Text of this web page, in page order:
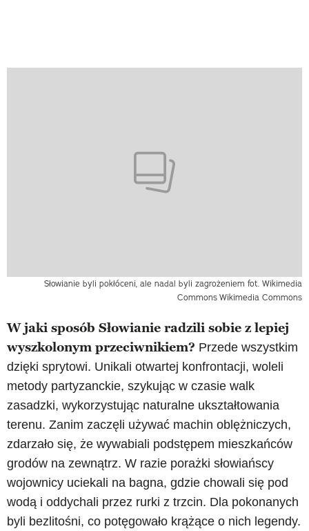
Słowianie byli pokłóceni, ale nadal byli zagrożeniem fot. Wikimedia
Commons Wikimedia Commons
W jaki sposób Słowianie radzili sobie z lepiej
wyszkolonym przeciwnikiem? Przede wszystkim
dzięki sprytowi. Unikali otwartej konfrontacji, woleli
metody partyzanckie, szykując w czasie walk
zasadzki, wykorzystując naturalne ukształtowania
terenu. Zanim zaczęli używać machin oblężniczych,
zdarzało się, że wywabiali podstępem mieszkańców
grodów na zewnątrz. W razie porażki słowiańscy
wojownicy uciekali na bagna, gdzie chowali się pod
wodą i oddychali przez rurki z trzcin. Dla pokonanych
byli bezlitośni, co potęgowało krążące o nich legendy.